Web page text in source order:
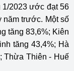
1/2023 ước đạt 56
năm trước. Một số
tăng 83,6%; Kiên
tăng 43,4%; Hà
Thừa Thiên - Huế